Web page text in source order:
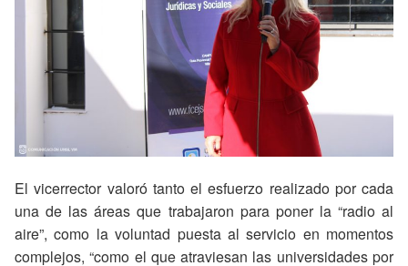
El vicerrector valoró tanto el esfuerzo realizado por cada
una de las áreas que trabajaron para poner la “radio al
aire”, como la voluntad puesta al servicio en momentos
complejos, “como el que atraviesan las universidades por